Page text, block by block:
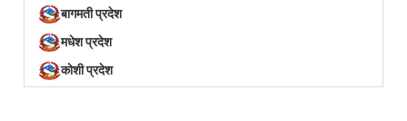
बागमती प्रदेश
मधेश प्रदेश
कोशी प्रदेश